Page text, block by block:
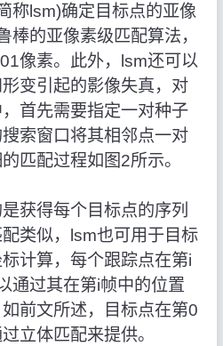
称lsm)确定目标点的亚像
棒的亚像素级匹配算法，
像素。此外，lsm还可以
变引起的影像失真，对
首先需要指定一对种子
索窗口将其相邻点一对
匹配过程如图2所示。
获得每个目标点的序列
类似，lsm也可用于目标
计算，每个跟踪点在第i
通过其在第i帧中的位置
前文所述，目标点在第0
立体匹配来提供。